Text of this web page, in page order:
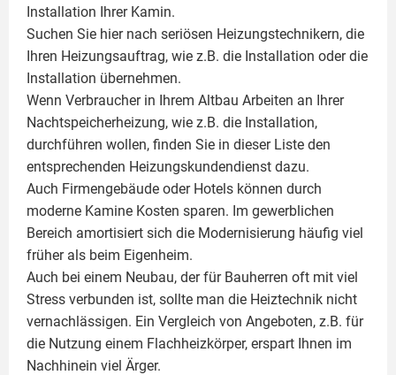
Installation Ihrer Kamin.
Suchen Sie hier nach seriösen Heizungstechnikern, die
Ihren Heizungsauftrag, wie z.B. die Installation oder die
Installation übernehmen.
Wenn Verbraucher in Ihrem Altbau Arbeiten an Ihrer
Nachtspeicherheizung, wie z.B. die Installation,
durchführen wollen, finden Sie in dieser Liste den
entsprechenden Heizungskundendienst dazu.
Auch Firmengebäude oder Hotels können durch
moderne Kamine Kosten sparen. Im gewerblichen
Bereich amortisiert sich die Modernisierung häufig viel
früher als beim Eigenheim.
Auch bei einem Neubau, der für Bauherren oft mit viel
Stress verbunden ist, sollte man die Heiztechnik nicht
vernachlässigen. Ein Vergleich von Angeboten, z.B. für
die Nutzung einem Flachheizkörper, erspart Ihnen im
Nachhinein viel Ärger.